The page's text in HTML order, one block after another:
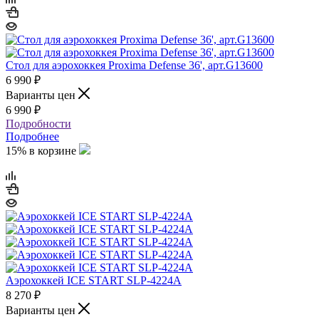
Стол для аэрохоккея Proxima Defense 36', арт.G13600
6 990 ₽
Варианты цен
6 990 ₽
Подробности
Подробнее
15% в корзине
Аэрохоккей ICE START SLP-4224A
8 270 ₽
Варианты цен